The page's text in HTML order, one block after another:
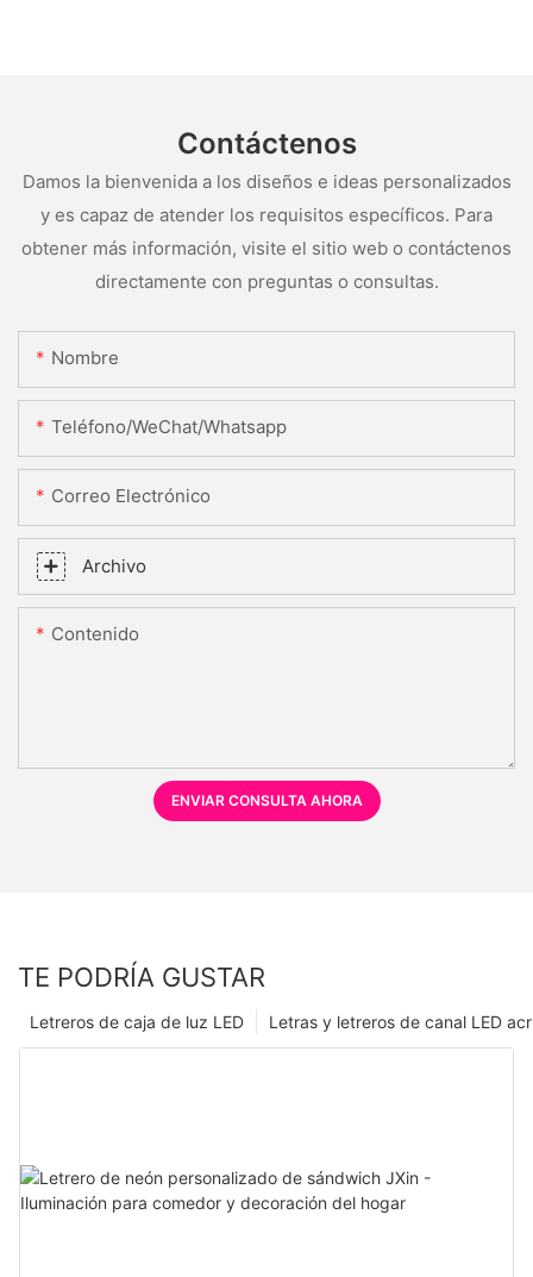
Contáctenos
Damos la bienvenida a los diseños e ideas personalizados
y es capaz de atender los requisitos específicos. Para
obtener más información, visite el sitio web o contáctenos
directamente con preguntas o consultas.
Nombre
Teléfono/WeChat/Whatsapp
Correo Electrónico
Archivo
Contenido
ENVIAR CONSULTA AHORA
TE PODRÍA GUSTAR
Letras y letreros de canal LED
Letreros de caja de luz LED